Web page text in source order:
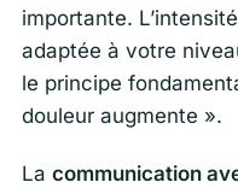
importante.
adaptée à votre
le principe
douleur augmente ».
La communication